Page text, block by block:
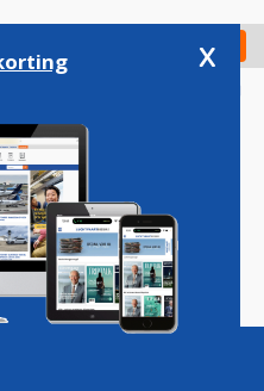
Check in
Vacatures
x